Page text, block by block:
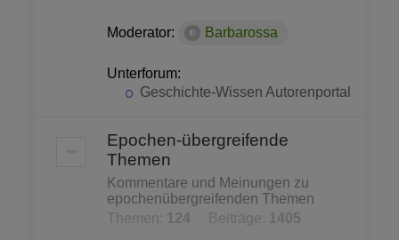
Moderator: Barbarossa
Unterforum:
Geschichte-Wissen Autorenportal
Epochen-übergreifende
Themen
Kommentare und Meinungen zu
epochenübergreifenden Themen
Themen:
124 Beiträge: 1405